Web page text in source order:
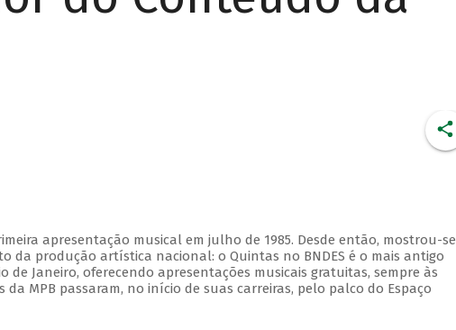
apresentação musical em julho de 1985. Desde então, mostrou-se
da produção artística nacional: o Quintas no BNDES é o mais antigo
Janeiro, oferecendo apresentações musicais gratuitas, sempre às
da MPB passaram, no início de suas carreiras, pelo palco do Espaço